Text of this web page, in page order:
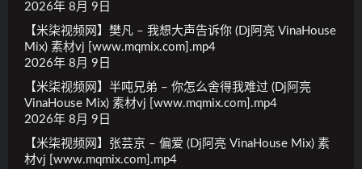
2026年 8月 9日
【米柒视频网】樊凡 – 我想大声告诉你 (Dj阿亮 VinaHouse
Mix) 素材vj [www.mqmix.com].mp4
2026年 8月 9日
【米柒视频网】半吨兄弟 – 你怎么舍得我难过 (Dj阿亮
VinaHouse Mix) 素材vj [www.mqmix.com].mp4
2026年 8月 9日
【米柒视频网】张芸京 – 偏爱 (Dj阿亮 VinaHouse Mix) 素
材vj [www.mqmix.com].mp4